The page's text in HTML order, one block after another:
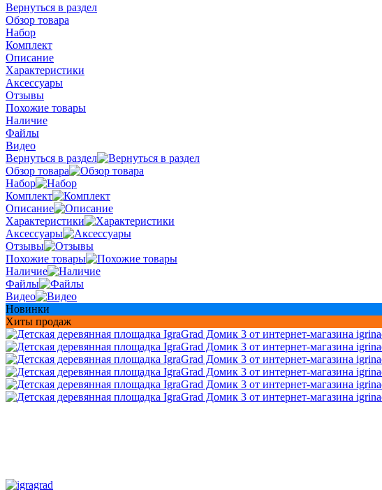
Вернуться в раздел
Обзор товара
Набор
Комплект
Описание
Характеристики
Аксессуары
Отзывы
Похожие товары
Наличие
Файлы
Видео
Вернуться в раздел
Обзор товара
Набор
Комплект
Описание
Характеристики
Аксессуары
Отзывы
Похожие товары
Наличие
Файлы
Видео
Новинки
Хиты продаж